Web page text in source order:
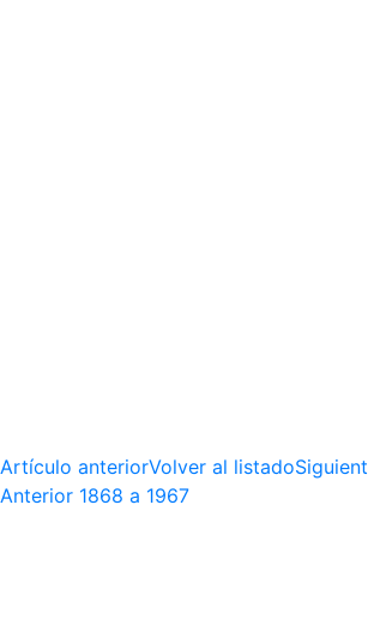
Artículo anteriorVolver al listado
Anterior 1868 a 1967